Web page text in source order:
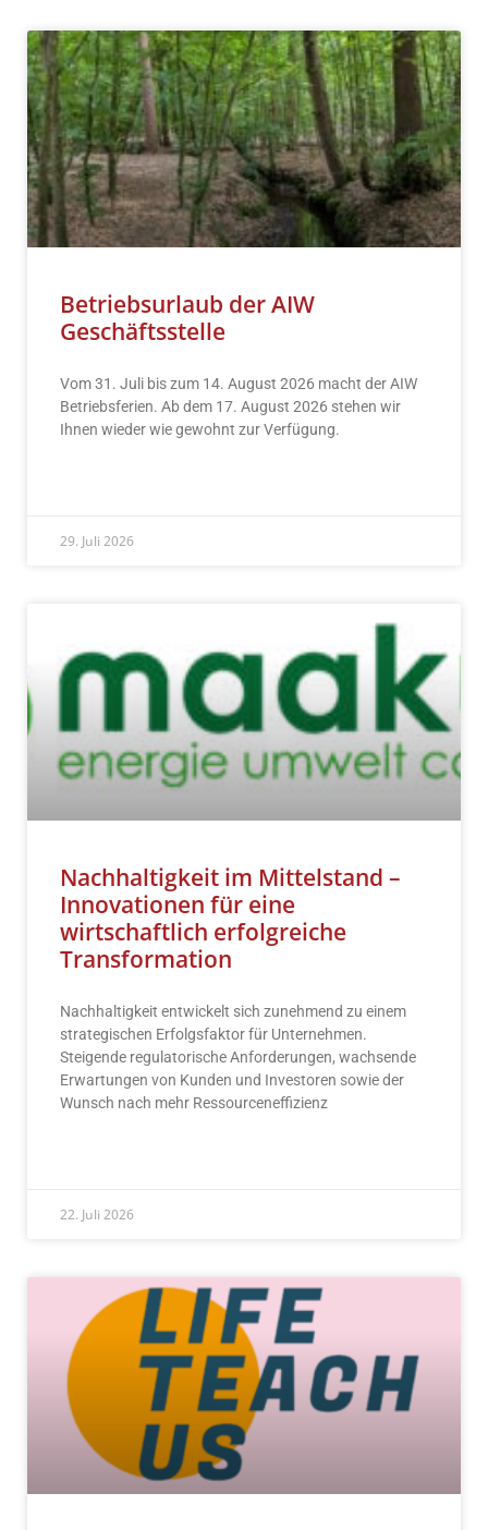
Betriebsurlaub der AIW
Geschäftsstelle
Vom 31. Juli bis zum 14. August 2026 macht der AIW
Betriebsferien. Ab dem 17. August 2026 stehen wir
Ihnen wieder wie gewohnt zur Verfügung.
29. Juli 2026
Nachhaltigkeit im Mittelstand –
Innovationen für eine
wirtschaftlich erfolgreiche
Transformation
Nachhaltigkeit entwickelt sich zunehmend zu einem
strategischen Erfolgsfaktor für Unternehmen.
Steigende regulatorische Anforderungen, wachsende
Erwartungen von Kunden und Investoren sowie der
Wunsch nach mehr Ressourceneffizienz
22. Juli 2026